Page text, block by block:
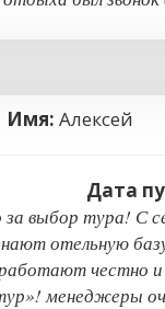
Имя: Алексей
Дата
выбор тура! С
отельную
честно
менеджеры